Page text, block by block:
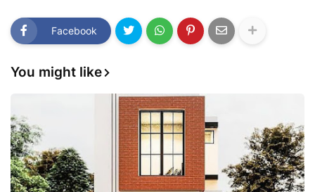
Facebook
You might like